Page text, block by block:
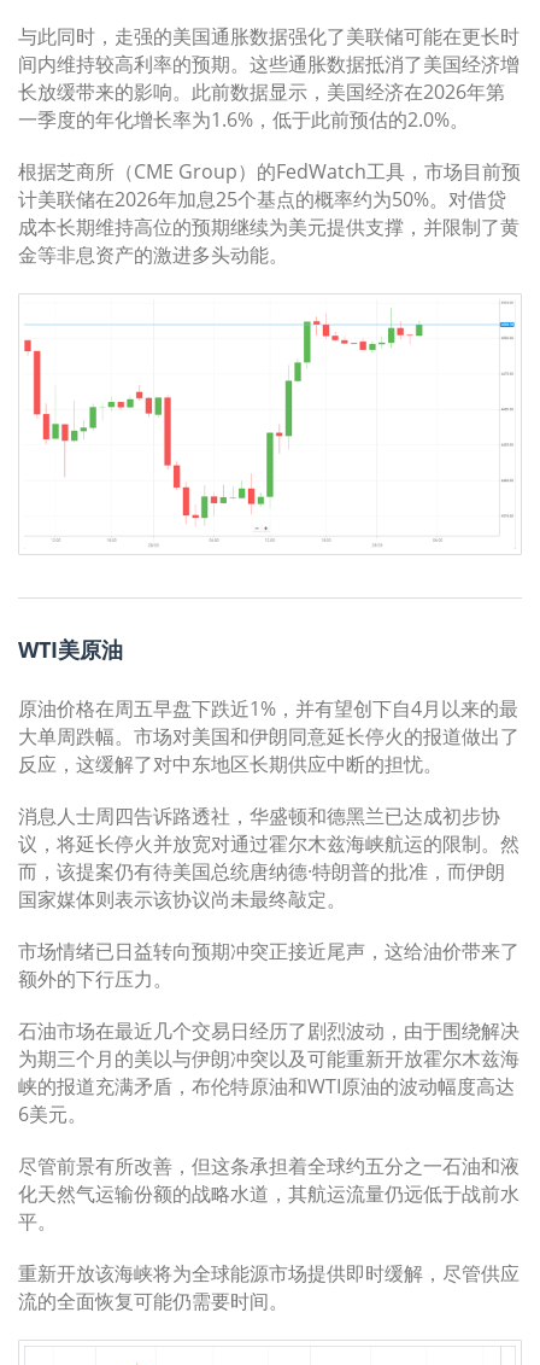
与此同时，走强的美国通胀数据强化了美联储可能在更长时
间内维持较高利率的预期。这些通胀数据抵消了美国经济增
长放缓带来的影响。此前数据显示，美国经济在2026年第
一季度的年化增长率为1.6%，低于此前预估的2.0%。
根据芝商所（CME Group）的FedWatch工具，市场目前预
计美联储在2026年加息25个基点的概率约为50%。对借贷
成本长期维持高位的预期继续为美元提供支撑，并限制了黄
金等非息资产的激进多头动能。
WTI美原油
原油价格在周五早盘下跌近1%，并有望创下自4月以来的最
大单周跌幅。市场对美国和伊朗同意延长停火的报道做出了
反应，这缓解了对中东地区长期供应中断的担忧。
消息人士周四告诉路透社，华盛顿和德黑兰已达成初步协
议，将延长停火并放宽对通过霍尔木兹海峡航运的限制。然
而，该提案仍有待美国总统唐纳德·特朗普的批准，而伊朗
国家媒体则表示该协议尚未最终敲定。
市场情绪已日益转向预期冲突正接近尾声，这给油价带来了
额外的下行压力。
石油市场在最近几个交易日经历了剧烈波动，由于围绕解决
为期三个月的美以与伊朗冲突以及可能重新开放霍尔木兹海
峡的报道充满矛盾，布伦特原油和WTI原油的波动幅度高达
6美元。
尽管前景有所改善，但这条承担着全球约五分之一石油和液
化天然气运输份额的战略水道，其航运流量仍远低于战前水
平。
重新开放该海峡将为全球能源市场提供即时缓解，尽管供应
流的全面恢复可能仍需要时间。